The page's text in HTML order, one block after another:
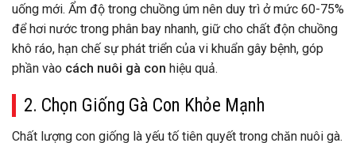
uống mới. Ẩm độ trong chuồng úm nên duy trì ở mức 60-75%
để hơi nước trong phân bay nhanh, giữ cho chất độn chuồng
khô ráo, hạn chế sự phát triển của vi khuẩn gây bệnh, góp
phần vào cách nuôi gà con hiệu quả.
2. Chọn Giống Gà Con Khỏe Mạnh
Chất lượng con giống là yếu tố tiên quyết trong chăn nuôi gà.